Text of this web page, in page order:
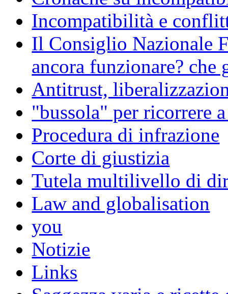
Incompatibilità e
Il Consiglio Nazionale
ancora funzionare? che
Antitrust,
"bussola" per ricorrere
Procedura di infrazione
Corte di giustizia
Tutela multilivello di
Law and globalisation
you
Notizie
Links